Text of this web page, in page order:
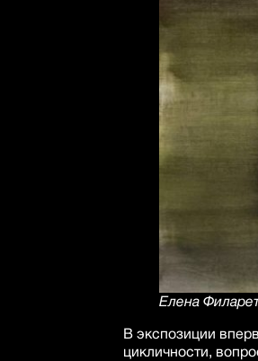
Елена
В экспозиции
цикличности,